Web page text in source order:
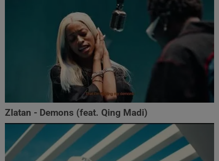
Zlatan - Demons (feat. Qing Madi)